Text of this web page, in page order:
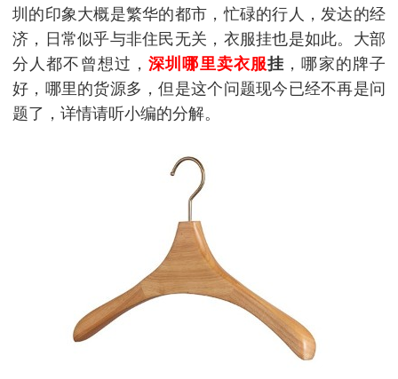
圳的印象大概是繁华的都市，忙碌的行人，发达的经
济，日常似乎与非住民无关，衣服挂也是如此。大部
分人都不曾想过，深圳哪里卖衣服挂 ，哪家的牌子
好，哪里的货源多，但是这个问题现今已经不再是问
题了，详情请听小编的分解。